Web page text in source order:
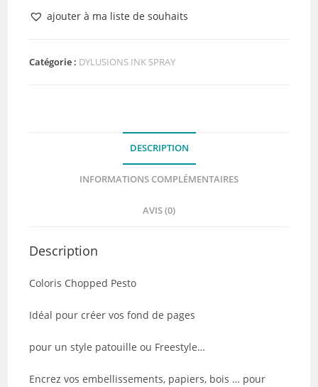
Encre
Ranger
ajouter à ma liste de souhaits
Catégorie : DYLUSIONS INK SPRAY
DESCRIPTION
INFORMATIONS COMPLÉMENTAIRES
AVIS (0)
Description
Coloris Chopped Pesto
Idéal pour créer vos fond de pages
pour un style patouille ou Freestyle…
Encrez vos embellissements, papiers, bois … pour